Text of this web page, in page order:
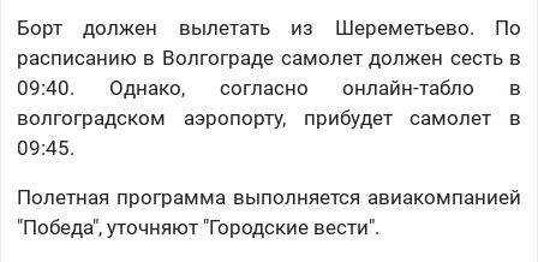
Борт должен вылетать из Шереметьево. По
расписанию в Волгограде самолет должен сесть в
09:40. Однако, согласно онлайн-табло в
волгоградском аэропорту, прибудет самолет в
09:45.
Полетная программа выполняется авиакомпанией
"Победа", уточняют "Городские вести".